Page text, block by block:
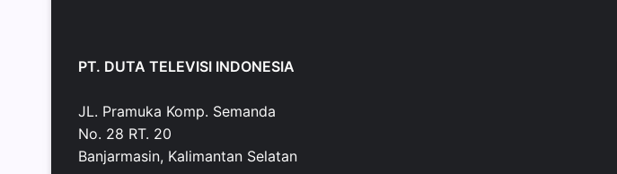
PT. DUTA TELEVISI INDONESIA
JL. Pramuka Komp. Semanda
No. 28 RT. 20
Banjarmasin, Kalimantan Selatan